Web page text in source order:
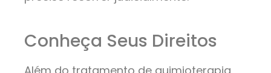
Conheça Seus Direitos